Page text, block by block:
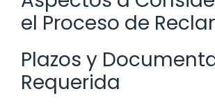
el Proceso de
Plazos y
Requerida